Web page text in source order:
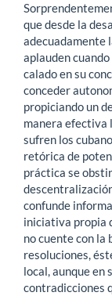
que desde la
adecuadamente
aplauden
calado en su
conceder
propiciando un
manera efectiva
sufren los
retórica de
práctica se
confunde
iniciativa propia
no cuente con la
resoluciones,
local, aunque en
contradicciones